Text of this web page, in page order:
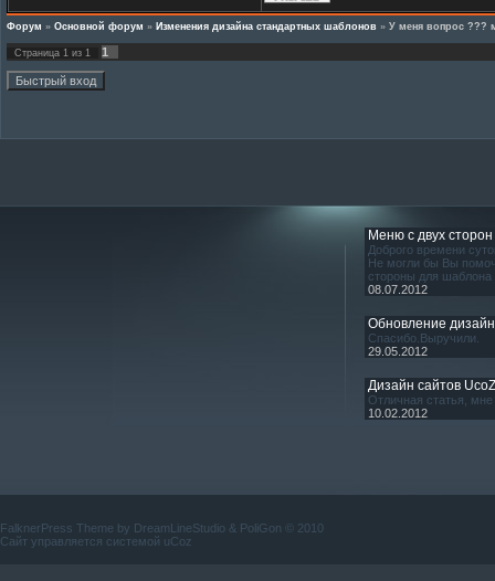
Форум » Основной форум » Изменения дизайна стандартных шаблонов » У меня вопрос ???
Страница 1 из 1 1
Меню с двух
Доброго времени
Не могли бы Вы
стороны для шаблона
08.07.2012
Обновление
Спасибо.Выручили.
29.05.2012
Дизайн сайтов UcoZ
Отличная статья,
10.02.2012
FalknerPress Theme by DreamLineStudio & PoliGon © 2010
Сайт управляется системой uCoz